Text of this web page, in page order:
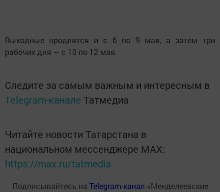
Выходные продлятся и с 6 по 9 мая, а затем три
рабочих дня — с 10 по 12 мая.
Следите за самым важным и интересным в
Telegram-канале Татмедиа
Читайте новости Татарстана в
национальном мессенджере MАХ:
https://max.ru/tatmedia
Подписывайтесь на Telegram-канал «Менделеевские